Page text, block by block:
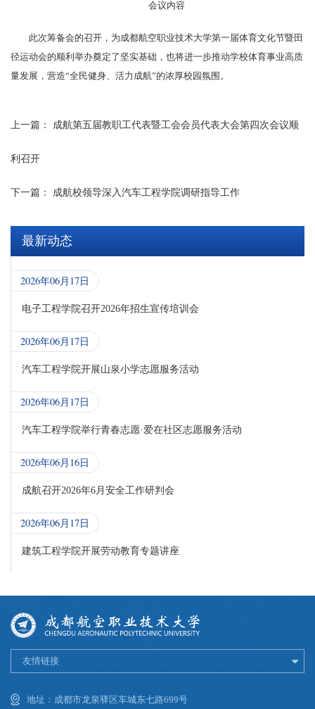
会议内容
此次筹备会的召开，为成都航空职业技术大学第一届体育文化节暨田
径运动会的顺利举办奠定了坚实基础，也将进一步推动学校体育事业高质
量发展，营造“全民健身、活力成航”的浓厚校园氛围。
上一篇： 成航第五届教职工代表暨工会会员代表大会第四次会议顺
利召开
下一篇： 成航校领导深入汽车工程学院调研指导工作
最新动态
2026年06月17日
电子工程学院召开2026年招生宣传培训会
2026年06月17日
汽车工程学院开展山泉小学志愿服务活动
2026年06月17日
汽车工程学院举行青春志愿·爱在社区志愿服务活动
2026年06月16日
成航召开2026年6月安全工作研判会
2026年06月17日
建筑工程学院开展劳动教育专题讲座
友情链接
地址：成都市龙泉驿区车城东七路699号